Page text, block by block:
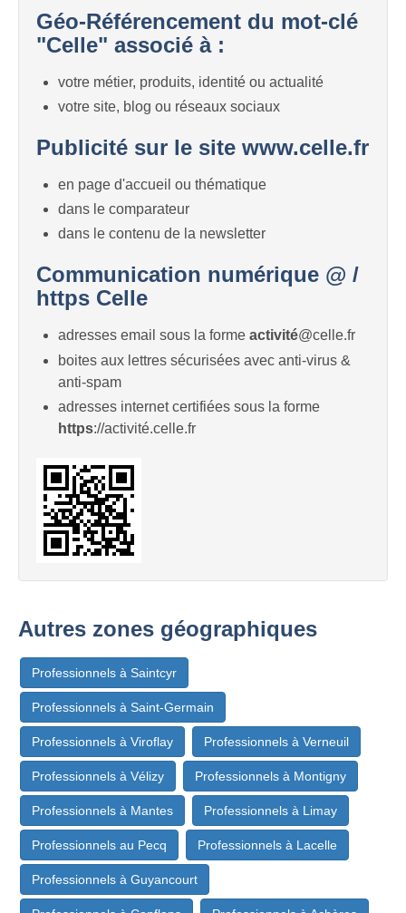
Géo-Référencement du mot-clé
"Celle" associé à :
votre métier, produits, identité ou actualité
votre site, blog ou réseaux sociaux
Publicité sur le site www.celle.fr
en page d'accueil ou thématique
dans le comparateur
dans le contenu de la newsletter
Communication numérique @ /
https Celle
adresses email sous la forme activité@celle.fr
boites aux lettres sécurisées avec anti-virus &
anti-spam
adresses internet certifiées sous la forme
https://activité.celle.fr
Autres zones géographiques
Professionnels à Saintcyr
Professionnels à Saint-Germain
Professionnels à Viroflay Professionnels à Verneuil
Professionnels à Vélizy Professionnels à Montigny
Professionnels à Mantes Professionnels à Limay
Professionnels au Pecq Professionnels à Lacelle
Professionnels à Guyancourt